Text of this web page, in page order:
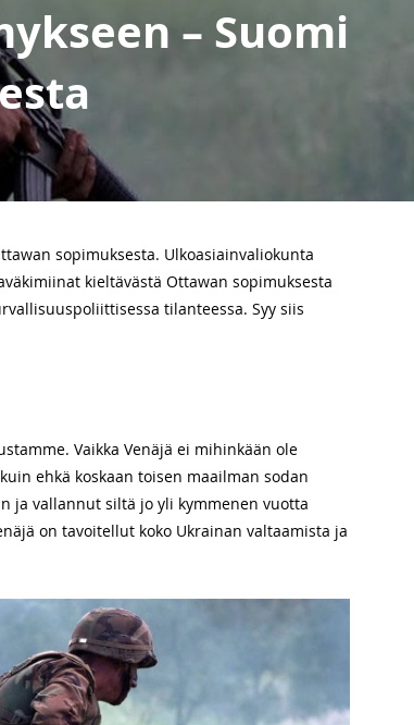
– Suomi
sopimuksesta. Ulkoasiainvaliokunta
kieltävästä Ottawan sopimuksesta
tilanteessa. Syy siis
Vaikka Venäjä ei mihinkään ole
ehkä koskaan toisen maailman sodan
ja vallannut siltä jo yli kymmenen vuotta
on tavoitellut koko Ukrainan valtaamista ja